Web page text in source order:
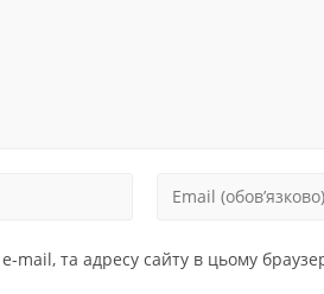
mail, та адресу сайту в цьому